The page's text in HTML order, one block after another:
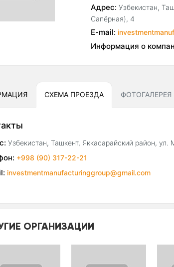
Адрес: Узбекистан,
Сапёрная), 4
E-mail:
Информация о
СХЕМА ПРОЕЗДА ФОТОГАЛЕРЕЯ
Узбекистан, Ташкент, Яккасарайский район,
+998 (90) 317-22-21
investmentmanufacturinggroup@gmail.com
ОРГАНИЗАЦИИ